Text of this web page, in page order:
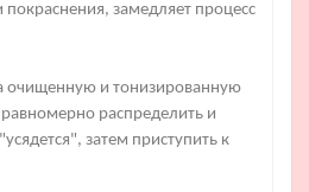
замедляет процесс
очищенную и тонизированную
распределить и
затем приступить к